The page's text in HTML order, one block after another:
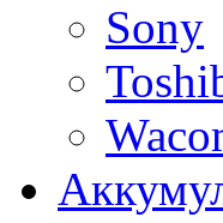
Sony